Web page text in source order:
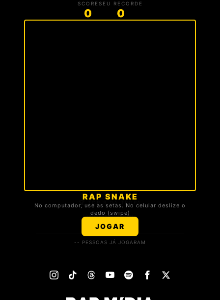
SCORE
0
SEU RECORDE
0
RAP SNAKE
No computador, use as setas. No celular deslize o
dedo (swipe)
JOGAR
🏆 TOP 3 DA TROPA
Carregando ranking...
-- PESSOAS JÁ JOGARAM